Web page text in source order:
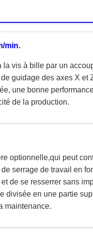
min.
la vis à bille par un
guidage des axes X
une bonne
de la production.
optionnelle,qui peut
serrage de travail en
de se resserrer sans
divisée en une partie
maintenance.